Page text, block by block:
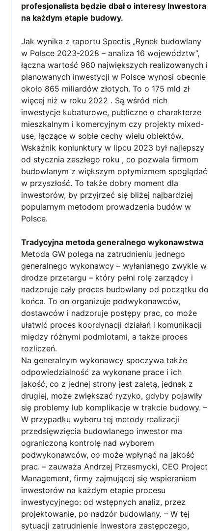
profesjonalista będzie dbał o interesy Inwestora
na każdym etapie budowy.
Jak wynika z raportu Spectis „Rynek budowlany
w Polsce 2023-2028 – analiza 16 województw”,
łączna wartość 960 największych realizowanych i
planowanych inwestycji w Polsce wynosi obecnie
około 865 miliardów złotych. To o 175 mld zł
więcej niż w roku 2022 . Są wśród nich
inwestycje kubaturowe, publiczne o charakterze
mieszkalnym i komercyjnym czy projekty mixed-
use, łączące w sobie cechy wielu obiektów.
Wskaźnik koniunktury w lipcu 2023 był najlepszy
od stycznia zeszłego roku , co pozwala firmom
budowlanym z większym optymizmem spoglądać
w przyszłość. To także dobry moment dla
inwestorów, by przyjrzeć się bliżej najbardziej
popularnym metodom prowadzenia budów w
Polsce.
Tradycyjna metoda generalnego wykonawstwa
Metoda GW polega na zatrudnieniu jednego
generalnego wykonawcy – wyłanianego zwykle w
drodze przetargu – który pełni rolę zarządcy i
nadzoruje cały proces budowlany od początku do
końca. To on organizuje podwykonawców,
dostawców i nadzoruje postępy prac, co może
ułatwić proces koordynacji działań i komunikacji
między różnymi podmiotami, a także proces
rozliczeń.
Na generalnym wykonawcy spoczywa także
odpowiedzialność za wykonane prace i ich
jakość, co z jednej strony jest zaletą, jednak z
drugiej, może zwiększać ryzyko, gdyby pojawiły
się problemy lub komplikacje w trakcie budowy. –
W przypadku wyboru tej metody realizacji
przedsięwzięcia budowlanego inwestor ma
ograniczoną kontrolę nad wyborem
podwykonawców, co może wpłynąć na jakość
prac. – zauważa Andrzej Przesmycki, CEO Project
Management, firmy zajmującej się wspieraniem
inwestorów na każdym etapie procesu
inwestycyjnego: od wstępnych analiz, przez
projektowanie, po nadzór budowlany. – W tej
sytuacji zatrudnienie inwestora zastępczego,